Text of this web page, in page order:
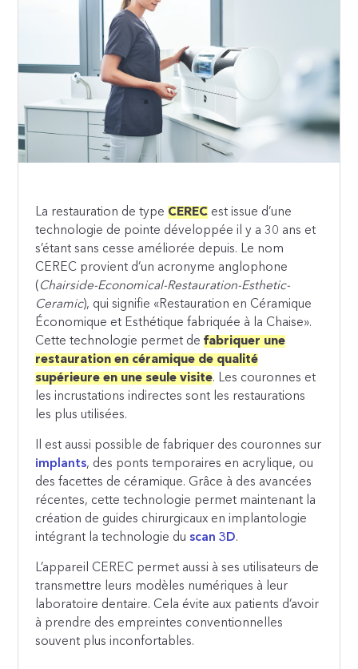
La restauration de type CEREC est issue d’une
technologie de pointe développée il y a 30 ans et
s’étant sans cesse améliorée depuis. Le nom
CEREC provient d’un acronyme anglophone
( Chairside-Economical-Restauration-Esthetic-
Ceramic), qui signifie «Restauration en Céramique
Économique et Esthétique fabriquée à la Chaise».
Cette technologie permet defabriquer une
restauration en céramique de qualité
supérieure en une seule visite. Les couronnes et
les incrustations indirectes sont les restaurations
les plus utilisées.
Il est aussi possible de fabriquer des couronnes sur
implants, des ponts temporaires en acrylique, ou
des facettes de céramique. Grâce à des avancées
récentes, cette technologie permet maintenant la
création de guides chirurgicaux en implantologie
intégrant la technologie duscan 3D.
L’appareil CEREC permet aussi à ses utilisateurs de
transmettre leurs modèles numériques à leur
laboratoire dentaire. Cela évite aux patients d’avoir
à prendre des empreintes conventionnelles
souvent plus inconfortables.